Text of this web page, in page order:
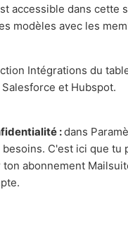
accessible dans cette
modèles avec les
Intégrations du
et Hubspot.
:dans
C'est ici que
abonnement